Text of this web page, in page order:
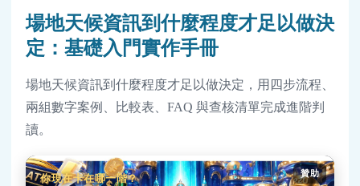
場地天候資訊到什麼程度才足以做決
定：基礎入門實作手冊
場地天候資訊到什麼程度才足以做決定，用四步流程、
兩組數字案例、比較表、FAQ 與查核清單完成進階判
讀。
贊助
你現在卡在哪一階？